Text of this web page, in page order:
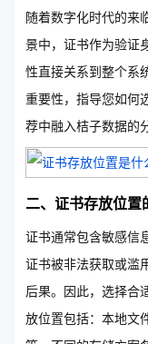
随着数字化时代的来
景中，证书作为验证
性直接关系到整个系
重要性，指导您如何
荐中融入桔子数据的
二、证书存放位置
证书通常包含敏感信
证书被非法获取或滥
后果。因此，选择合
放位置包括：本地文